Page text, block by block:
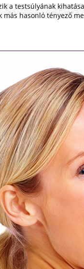
a testsúlyának
más hasonló tényező